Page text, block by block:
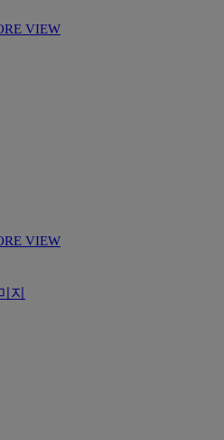
VIEW
VIEW